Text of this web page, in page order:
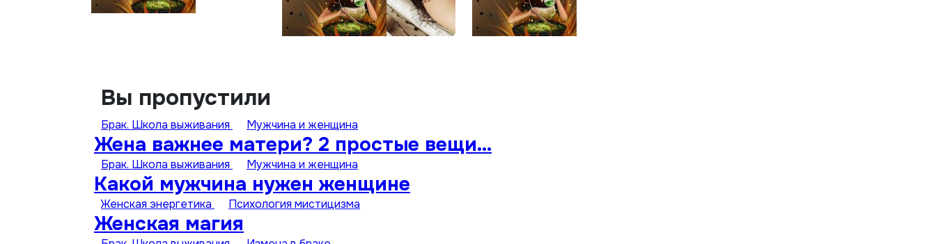
Вы пропустили
Брак. Школа выживания Мужчина и женщина
Жена важнее матери? 2 простые вещи…
Брак. Школа выживания Мужчина и женщина
Какой мужчина нужен женщине
Женская энергетика Психология мистицизма
Женская магия